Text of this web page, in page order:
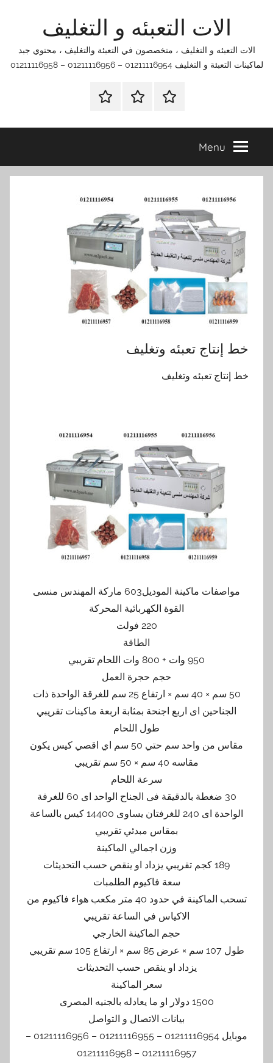
الات التعبئه و التغليف
الات التعبئه و التغليف ، متخصصون في التعبئة والتغليف ، محتوي جبد
لماكينات التعبئة و التغليف 01211116954 – 01211116956 – 01211116958
الرئيسيةاتصل
اتـصـل
في
التي
Menu
خط إنتاج تعبئه وتغليف
خط إنتاج تعبئه وتغليف
مواصفات ماكينة الموديل603 ماركة المهندس منسى
القوة الكهربائية المحركة
220 فولت
الطاقة
950 وات + 800 وات اللحام تقريبي
حجم حجرة العمل
50 سم × 40 سم × ارتفاع 25 سم للغرقة الواحدة ذات
الجناحين اى اربع اجنحة بمثابة اربعة ماكينات تقريبي
طول اللحام
مقاس من واحد سم حتي 50 سم اي اقصي كيس يكون
مقاسه 40 سم × 50 سم تقريبي
سرعة اللحام
30 ضغطة بالدقيقة فى الجناح الواحد اى 60 للغرفة
الواحدة اى 240 للغرفتان يساوى 14400 كيس بالساعة
بمقاس مبدئي تقريبي
وزن اجمالي الماكينة
189 كجم تقريبي يزداد او ينقص حسب التحديثات
سعة فاكيوم الطلمبات
تسحب الماكينة في حدود 40 متر مكعب هواء فاكيوم من
الاكياس في الساعة تقريبي
حجم الماكينة الخارجي
طول 107 سم × عرض 85 سم × ارتفاع 105 سم تقريبي
يزداد او ينقص حسب التحديثات
سعر الماكينة
1500 دولار او ما يعادله بالجنيه المصرى
بيانات الاتصال و التواصل
موبايل 01211116954 – 01211116955 – 01211116956 –
01211116957 – 01211116958